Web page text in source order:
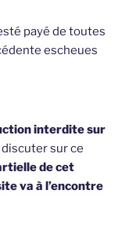
payé de toutes
escheues
interdite sur
discuter sur ce
de cet
va à l’encontre